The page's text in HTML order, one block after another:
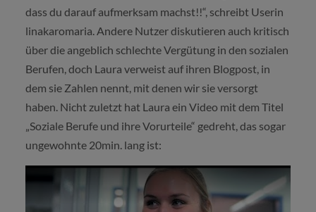
dass du darauf aufmerksam machst!!“, schreibt Userin
linakaromaria. Andere Nutzer diskutieren auch kritisch
über die angeblich schlechte Vergütung in den sozialen
Berufen, doch Laura verweist auf ihren Blogpost, in
dem sie Zahlen nennt, mit denen wir sie versorgt
haben. Nicht zuletzt hat Laura ein Video mit dem Titel
„Soziale Berufe und ihre Vorurteile“ gedreht, das sogar
ungewohnte 20min. lang ist: